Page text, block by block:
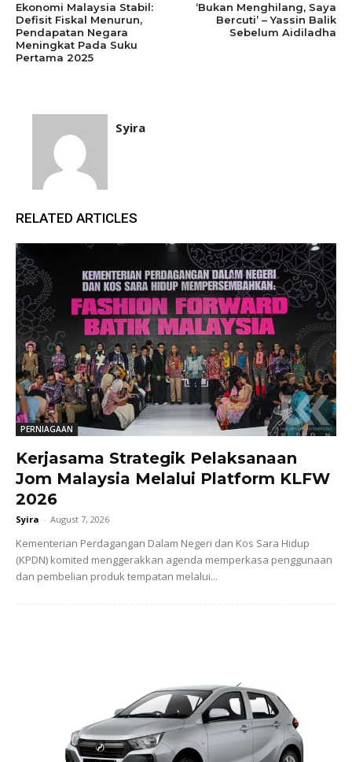
Ekonomi Malaysia Stabil:
Defisit Fiskal Menurun,
Pendapatan Negara
Meningkat Pada Suku
Pertama 2025
‘Bukan Menghilang, Saya
Bercuti’ – Yassin Balik
Sebelum Aidiladha
Syira
RELATED ARTICLES
PERNIAGAAN
Kerjasama Strategik Pelaksanaan
Jom Malaysia Melalui Platform KLFW
2026
Syira - August 7, 2026
Kementerian Perdagangan Dalam Negeri dan Kos Sara Hidup
(KPDN) komited menggerakkan agenda memperkasa penggunaan
dan pembelian produk tempatan melalui...